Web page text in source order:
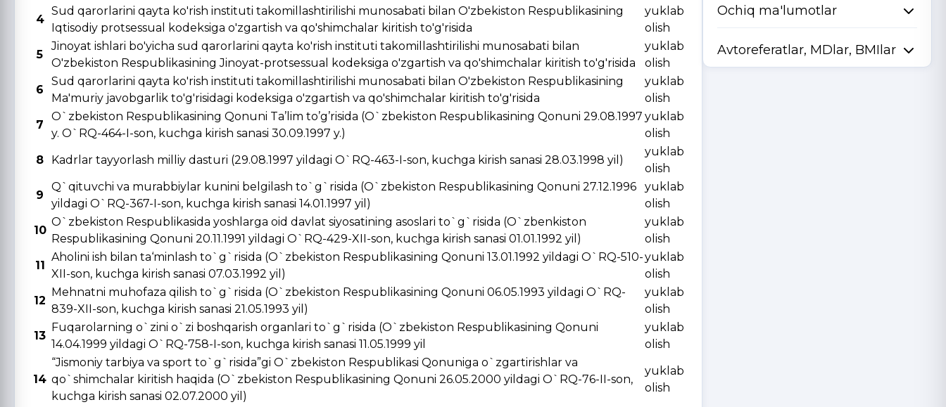
4
Sud qarorlarini qayta ko'rish instituti takomillashtirilishi munosabati bilan O'zbekiston Respublikasining
Iqtisodiy protsessual kodeksiga o'zgartish va qo'shimchalar kiritish to'g'risida
yuklab
olish
5
Jinoyat ishlari bo'yicha sud qarorlarini qayta ko'rish instituti takomillashtirilishi munosabati bilan
O'zbekiston Respublikasining Jinoyat-protsessual kodeksiga o'zgartish va qo'shimchalar kiritish to'g'risida
yuklab
olish
6
Sud qarorlarini qayta ko'rish instituti takomillashtirilishi munosabati bilan O'zbekiston Respublikasining
Ma'muriy javobgarlik to'g'risidagi kodeksiga o'zgartish va qo'shimchalar kiritish to'g'risida
yuklab
olish
7
O`zbekiston Respublikasining Qonuni Ta’lim to’g’risida (O`zbekiston Respublikasining Qonuni 29.08.1997
y. O`RQ-464-I-son, kuchga kirish sanasi 30.09.1997 y.)
yuklab
olish
8
Kadrlar tayyorlash milliy dasturi (29.08.1997 yildagi O`RQ-463-I-son, kuchga kirish sanasi 28.03.1998 yil)
yuklab
olish
9
Q`qituvchi va murabbiylar kunini belgilash to`g`risida (O`zbekiston Respublikasining Qonuni 27.12.1996
yildagi O`RQ-367-I-son, kuchga kirish sanasi 14.01.1997 yil)
yuklab
olish
10
O`zbekiston Respublikasida yoshlarga oid davlat siyosatining asoslari to`g`risida (O`zbenkiston
Respublikasining Qonuni 20.11.1991 yildagi O`RQ-429-XII-son, kuchga kirish sanasi 01.01.1992 yil)
yuklab
olish
11
Aholini ish bilan ta‘minlash to`g`risida (O`zbekiston Respublikasining Qonuni 13.01.1992 yildagi O`RQ-510-
XII-son, kuchga kirish sanasi 07.03.1992 yil)
yuklab
olish
12
Mehnatni muhofaza qilish to`g`risida (O`zbekiston Respublikasining Qonuni 06.05.1993 yildagi O`RQ-
839-XII-son, kuchga kirish sanasi 21.05.1993 yil)
yuklab
olish
13
Fuqarolarning o`zini o`zi boshqarish organlari to`g`risida (O`zbekiston Respublikasining Qonuni
14.04.1999 yildagi O`RQ-758-I-son, kuchga kirish sanasi 11.05.1999 yil
yuklab
olish
14
“Jismoniy tarbiya va sport to`g`risida”gi O`zbekiston Respublikasi Qonuniga o`zgartirishlar va
qo`shimchalar kiritish haqida (O`zbekiston Respublikasining Qonuni 26.05.2000 yildagi O`RQ-76-II-son,
kuchga kirish sanasi 02.07.2000 yil)
yuklab
olish
Ochiq ma'lumotlar
Avtoreferatlar, MDlar, BMIlar